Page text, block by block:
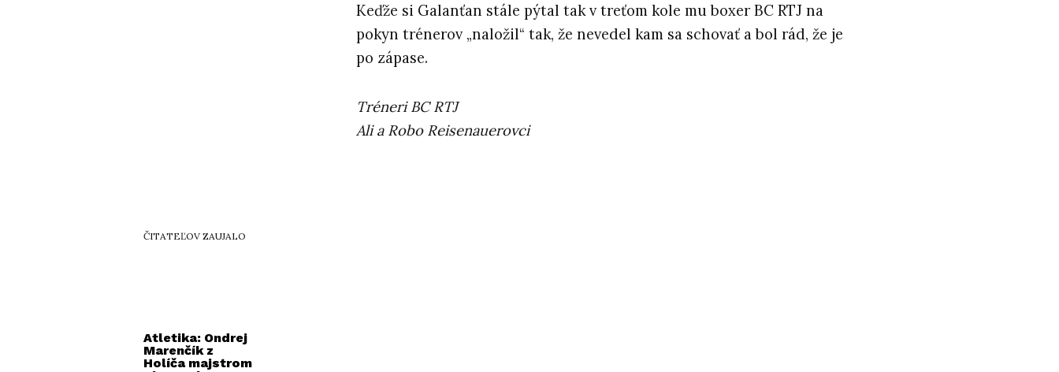
ČITATEĽOV ZAUJALO
Atletika: Ondrej
Marenčík z
Holíča majstrom
Keďže si Galanťan stále pýtal tak v treťom kole mu boxer BC RTJ na
pokyn trénerov „naložil“ tak, že nevedel kam sa schovať a bol rád, že je
po zápase.
Tréneri BC RTJ
Ali a Robo Reisenauerovci